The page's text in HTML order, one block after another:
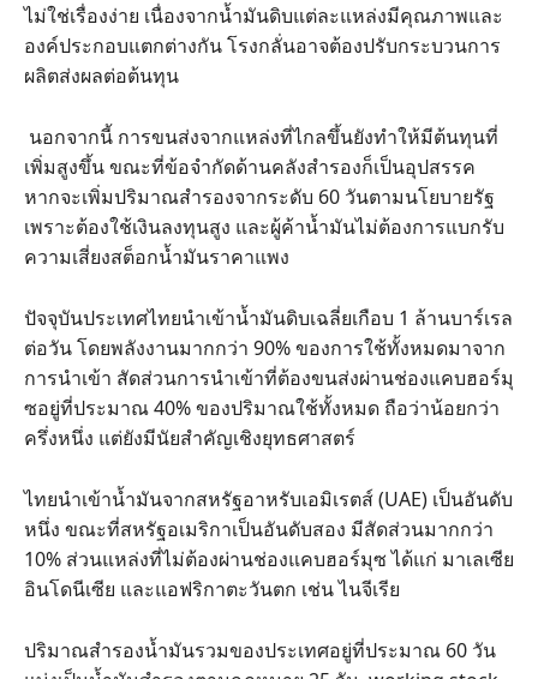
ไม่ใช่เรื่องง่าย เนื่องจากน้ำมันดิบแต่ละแหล่งมีคุณภาพและ
องค์ประกอบแตกต่างกัน โรงกลั่นอาจต้องปรับกระบวนการ
ผลิตส่งผลต่อต้นทุน
นอกจากนี้ การขนส่งจากแหล่งที่ไกลขึ้นยังทำให้มีต้นทุนที่
เพิ่มสูงขึ้น ขณะที่ข้อจำกัดด้านคลังสำรองก็เป็นอุปสรรค
หากจะเพิ่มปริมาณสำรองจากระดับ 60 วันตามนโยบายรัฐ
เพราะต้องใช้เงินลงทุนสูง และผู้ค้าน้ำมันไม่ต้องการแบกรับ
ความเสี่ยงสต็อกน้ำมันราคาแพง
ปัจจุบันประเทศไทยนำเข้าน้ำมันดิบเฉลี่ยเกือบ 1 ล้านบาร์เรล
ต่อวัน โดยพลังงานมากกว่า 90% ของการใช้ทั้งหมดมาจาก
การนำเข้า สัดส่วนการนำเข้าที่ต้องขนส่งผ่านช่องแคบฮอร์มุ
ซอยู่ที่ประมาณ 40% ของปริมาณใช้ทั้งหมด ถือว่าน้อยกว่า
ครึ่งหนึ่ง แต่ยังมีนัยสำคัญเชิงยุทธศาสตร์
ไทยนำเข้าน้ำมันจากสหรัฐอาหรับเอมิเรตส์ (UAE) เป็นอันดับ
หนึ่ง ขณะที่สหรัฐอเมริกาเป็นอันดับสอง มีสัดส่วนมากกว่า
10% ส่วนแหล่งที่ไม่ต้องผ่านช่องแคบฮอร์มุซ ได้แก่ มาเลเซีย
อินโดนีเซีย และแอฟริกาตะวันตก เช่น ไนจีเรีย
ปริมาณสำรองน้ำมันรวมของประเทศอยู่ที่ประมาณ 60 วัน